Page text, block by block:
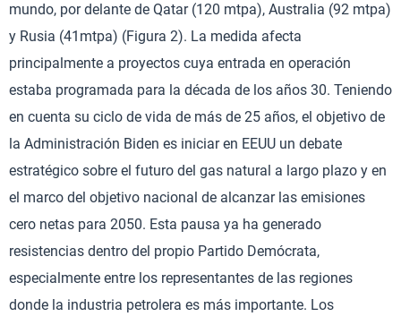
mundo, por delante de Qatar (120 mtpa), Australia (92 mtpa)
y Rusia (41mtpa) (Figura 2). La medida afecta
principalmente a proyectos cuya entrada en operación
estaba programada para la década de los años 30. Teniendo
en cuenta su ciclo de vida de más de 25 años, el objetivo de
la Administración Biden es iniciar en EEUU un debate
estratégico sobre el futuro del gas natural a largo plazo y en
el marco del objetivo nacional de alcanzar las emisiones
cero netas para 2050. Esta pausa ya ha generado
resistencias dentro del propio Partido Demócrata,
especialmente entre los representantes de las regiones
donde la industria petrolera es más importante. Los